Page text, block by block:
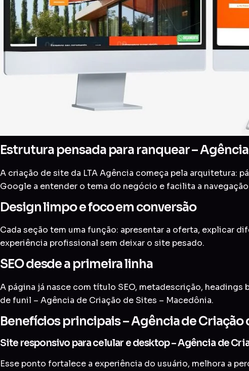
Estrutura pensada para ranquear –
A criação de site da LTA Agência começa pela arquitetura:
Google a entender o tema do negócio e facilita a
Design limpo e foco em conversão
Cada seção tem uma função: apresentar a oferta, explicar
experiência profissional sem deixar o site pesado.
SEO desde a primeira linha
A página já nasce com título SEO, metadescrição,
de funil – Agência de Criação de Sites – Macedônia.
Benefícios principais – Agência de Criação
Site responsivo para celular e desktop – Agência de
Esse ponto fortalece a experiência do usuário, melhora a